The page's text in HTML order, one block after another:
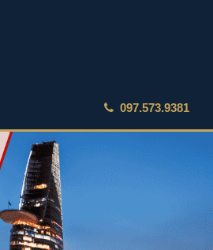
097.573.9381